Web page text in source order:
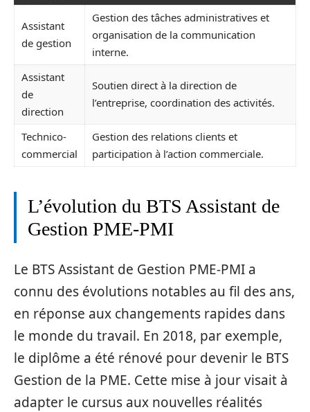
Assistant
de gestion
Gestion des tâches administratives et
organisation de la communication
interne.
Assistant
de
direction
Soutien direct à la direction de
l’entreprise, coordination des activités.
Technico-
commercial
Gestion des relations clients et
participation à l’action commerciale.
L’évolution du BTS Assistant de
Gestion PME-PMI
Le BTS Assistant de Gestion PME-PMI a
connu des évolutions notables au fil des ans,
en réponse aux changements rapides dans
le monde du travail. En 2018, par exemple,
le diplôme a été rénové pour devenir le BTS
Gestion de la PME. Cette mise à jour visait à
adapter le cursus aux nouvelles réalités